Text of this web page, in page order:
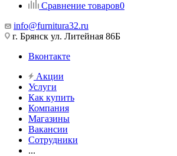
Сравнение товаров0
info@furnitura32.ru
г. Брянск ул. Литейная 86Б
Вконтакте
Акции
Услуги
Как купить
Компания
Магазины
Вакансии
Сотрудники
...